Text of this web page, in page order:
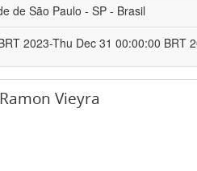
de São Paulo - SP - Brasil
2023-Thu Dec 31 00:00:00 BRT
Vieyra